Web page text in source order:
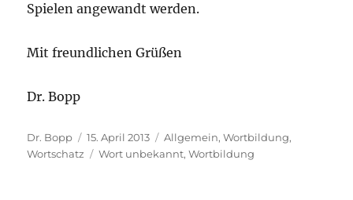
Spielen angewandt werden.
Mit freundlichen Grüßen
Dr. Bopp
Autor
Dr. Bopp
Veröffentlicht
am
15. April 2013 Kategorien
Allgemein,Wortbildung,
Wortschatz
Schlagwörter
Wort unbekannt,Wortbildung